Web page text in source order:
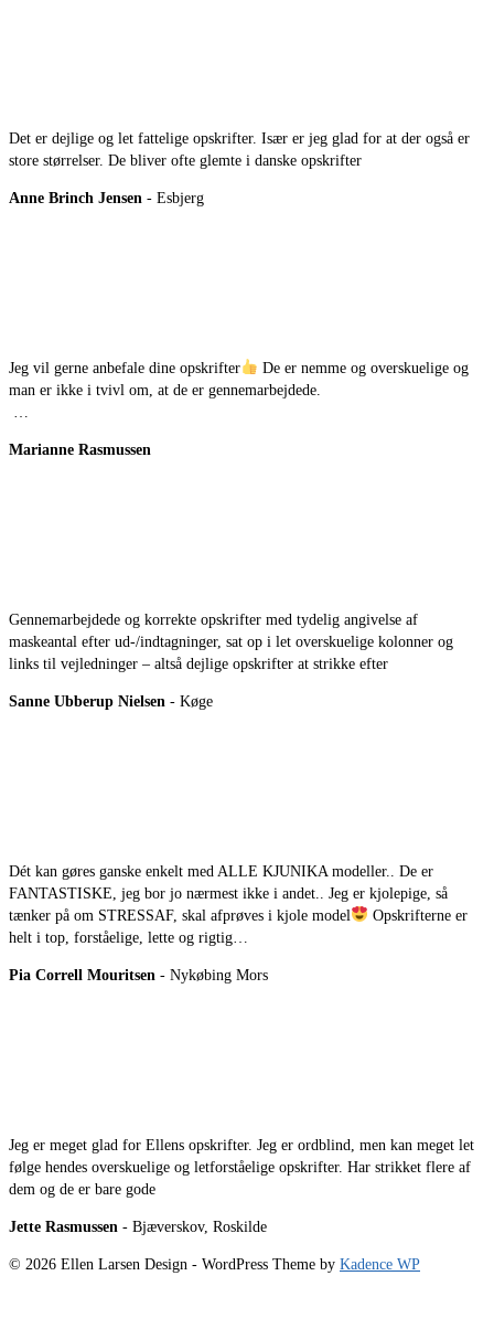
Det er dejlige og let fattelige opskrifter. Især er jeg glad for at der også er
store størrelser. De bliver ofte glemte i danske opskrifter
Anne Brinch Jensen - Esbjerg
Jeg vil gerne anbefale dine opskrifter
De er nemme og overskuelige og
man er ikke i tvivl om, at de er gennemarbejdede.
Marianne Rasmussen
Gennemarbejdede og korrekte opskrifter med tydelig angivelse af
maskeantal efter ud-/indtagninger, sat op i let overskuelige kolonner og
links til vejledninger – altså dejlige opskrifter at strikke efter
Sanne Ubberup Nielsen - Køge
Dét kan gøres ganske enkelt med ALLE KJUNIKA modeller.. De er
FANTASTISKE, jeg bor jo nærmest ikke i andet.. Jeg er kjolepige, så
tænker på om STRESSAF, skal afprøves i kjole model
Opskrifterne er
helt i top, forståelige, lette og rigtig…
Pia Correll Mouritsen - Nykøbing Mors
Jeg er meget glad for Ellens opskrifter. Jeg er ordblind, men kan meget let
følge hendes overskuelige og letforståelige opskrifter. Har strikket flere af
dem og de er bare gode
Jette Rasmussen - Bjæverskov, Roskilde
© 2026 Ellen Larsen Design - WordPress Theme by Kadence WP